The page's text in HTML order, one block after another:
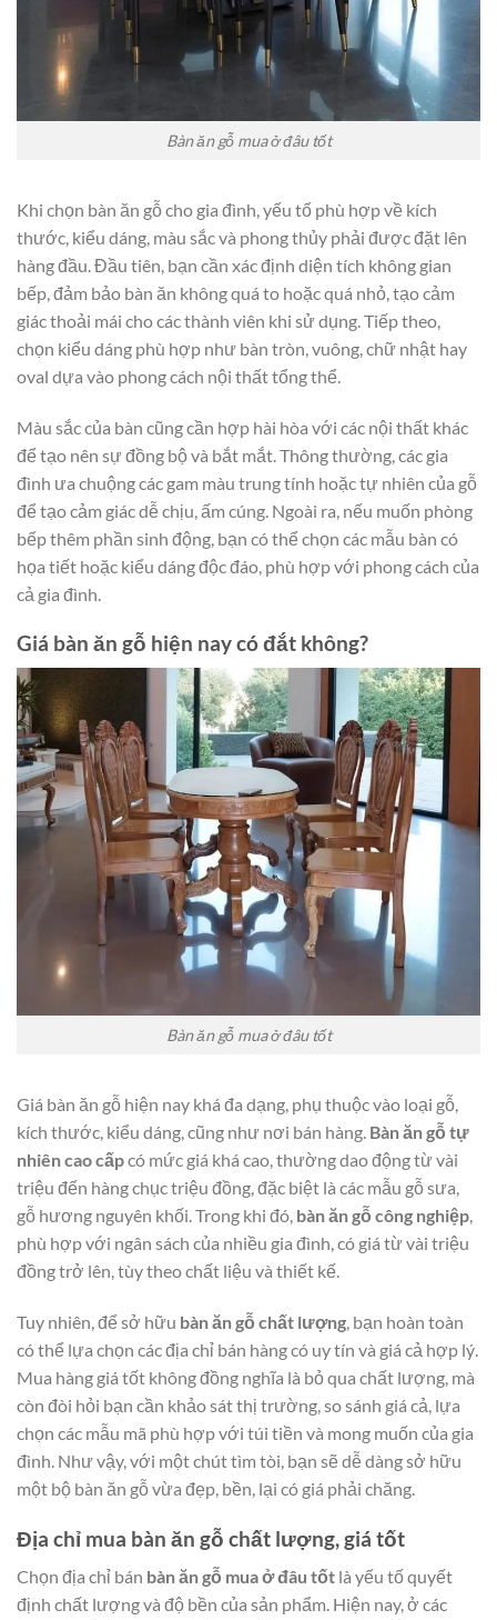
Bàn ăn gỗ mua ở đâu tốt
Khi chọn bàn ăn gỗ cho gia đình, yếu tố phù hợp về kích
thước, kiểu dáng, màu sắc và phong thủy phải được đặt lên
hàng đầu. Đầu tiên, bạn cần xác định diện tích không gian
bếp, đảm bảo bàn ăn không quá to hoặc quá nhỏ, tạo cảm
giác thoải mái cho các thành viên khi sử dụng. Tiếp theo,
chọn kiểu dáng phù hợp như bàn tròn, vuông, chữ nhật hay
oval dựa vào phong cách nội thất tổng thể.
Màu sắc của bàn cũng cần hợp hài hòa với các nội thất khác
để tạo nên sự đồng bộ và bắt mắt. Thông thường, các gia
đình ưa chuộng các gam màu trung tính hoặc tự nhiên của gỗ
để tạo cảm giác dễ chịu, ấm cúng. Ngoài ra, nếu muốn phòng
bếp thêm phần sinh động, bạn có thể chọn các mẫu bàn có
họa tiết hoặc kiểu dáng độc đáo, phù hợp với phong cách của
cả gia đình.
Giá bàn ăn gỗ hiện nay có đắt không?
Bàn ăn gỗ mua ở đâu tốt
Giá bàn ăn gỗ hiện nay khá đa dạng, phụ thuộc vào loại gỗ,
kích thước, kiểu dáng, cũng như nơi bán hàng. Bàn ăn gỗ tự
nhiên cao cấpcó mức giá khá cao, thường dao động từ vài
triệu đến hàng chục triệu đồng, đặc biệt là các mẫu gỗ sưa,
gỗ hương nguyên khối. Trong khi đó, bàn ăn gỗ công nghiệp,
phù hợp với ngân sách của nhiều gia đình, có giá từ vài triệu
đồng trở lên, tùy theo chất liệu và thiết kế.
Tuy nhiên, để sở hữu bàn ăn gỗ chất lượng , bạn hoàn toàn
có thể lựa chọn các địa chỉ bán hàng có uy tín và giá cả hợp lý.
Mua hàng giá tốt không đồng nghĩa là bỏ qua chất lượng, mà
còn đòi hỏi bạn cần khảo sát thị trường, so sánh giá cả, lựa
chọn các mẫu mã phù hợp với túi tiền và mong muốn của gia
đình. Như vậy, với một chút tìm tòi, bạn sẽ dễ dàng sở hữu
một bộ bàn ăn gỗ vừa đẹp, bền, lại có giá phải chăng.
Địa chỉ mua bàn ăn gỗ chất lượng, giá tốt
Chọn địa chỉ bán bàn ăn gỗ mua ở đâu tốt là yếu tố quyết
định chất lượng và độ bền của sản phẩm. Hiện nay, ở các